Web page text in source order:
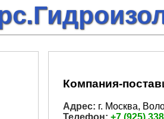
Компания-
Адрес: г. Москва,